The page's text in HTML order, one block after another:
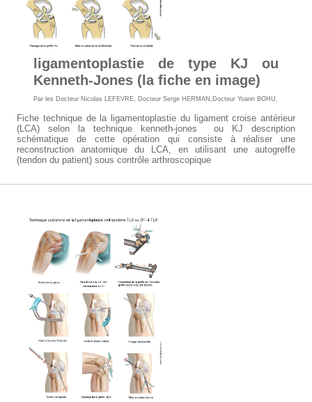
ligamentoplastie de type KJ ou
Kenneth-Jones (la fiche en image)
Par les Docteur Nicolas LEFEVRE, Docteur Serge HERMAN ,Docteur Yoann BOHU.
Fiche technique de la ligamentoplastie du ligament croise antérieur
(LCA) selon la technique kenneth-jones ou KJ description
schématique de cette opération qui consiste à réaliser une
reconstruction anatomique du LCA, en utilisant une autogreffe
(tendon du patient) sous contrôle arthroscopique